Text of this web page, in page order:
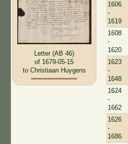
Letter (AB 46)
of 1679-05-15
to Christiaan Huygens
1606
-
1619
1608
-
1620
1623
-
1648
1624
-
1662
1626
-
1686